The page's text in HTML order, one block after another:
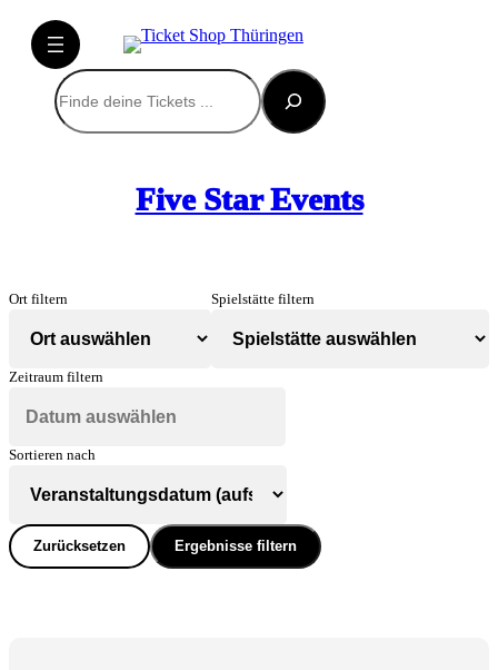
Suchen
Five Star Events
Ort filtern Spielstätte filtern
Zeitraum filtern
Sortieren nach
Zurücksetzen Ergebnisse filtern